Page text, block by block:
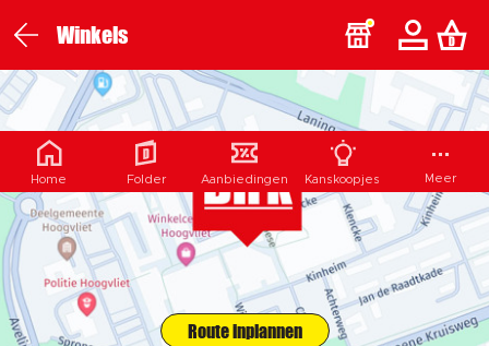
Winkels
Route inplannen
Home Folder Aanbiedingen Kanskoopjes Meer